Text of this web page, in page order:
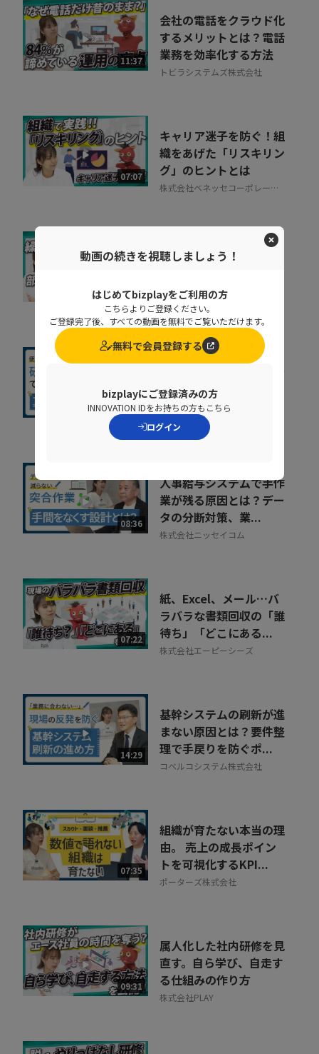
11:37
会社の電話をクラウド化
するメリットとは？電話
業務を効率化する方法
トビラシステムズ株式会社
07:07
キャリア迷子を防ぐ！組
織をあげた「リスキリン
グ」のヒントとは
株式会社ベネッセコーポレーシ
07:52
なぜ部下は同じことを聞
をゼロにする方法
NDIソリューションズ株式会社
09:34
社内に蔓延していた「便
正しい活用術とは
NDIソリューションズ株式会社
08:36
人事給与システムで手作
業が残る原因とは？デー
タの分断対策、業...
株式会社ニッセイコム
07:22
紙、Excel、メール…バ
ラバラな書類回収の「誰
待ち」「どこにある...
株式会社エーピーシーズ
14:29
基幹システムの刷新が進
まない原因とは？要件整
理で手戻りを防ぐポ...
コベルコシステム株式会社
07:35
組織が育たない本当の理
由。 売上の成長ポイン
トを可視化するKPI...
ポーターズ株式会社
09:31
属人化した社内研修を見
直す。自ら学び、自走す
る仕組みの作り方
株式会社PLAY
動画の続きを視聴しましょう！
はじめてbizplayをご利用の方
こちらよりご登録ください。
ご登録完了後、すべての動画を無料でご覧いただけます。
無料で会員登録する
bizplayにご登録済みの方
INNOVATION IDをお持ちの方もこちら
ログイン